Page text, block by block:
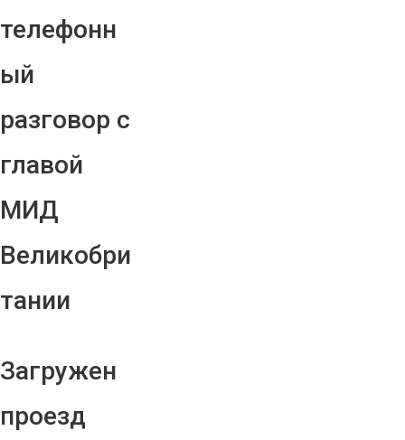
телефонн
ый
разговор с
главой
МИД
Великобри
тании
Загружен
проезд